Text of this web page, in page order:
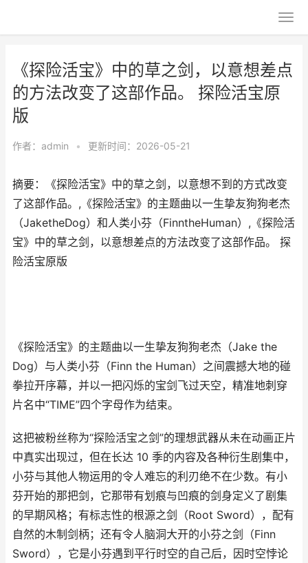
《探险活宝》中的草之剑，以意想差点
的方法改变了这部作品。 探险活宝原
版
作者： admin • 更新时间：2026-05-21
摘要：《探险活宝》中的草之剑，以意想不到的方式改变
了这部作品。,《探险活宝》的主题曲以一生挚友狗狗老杰
（JaketheDog）和人类小芬（FinntheHuman）,《探险活
宝》中的草之剑，以意想差点的方法改变了这部作品。 探
险活宝原版
《探险活宝》的主题曲以一生挚友狗狗老杰（Jake the
Dog）与人类小芬（Finn the Human）之间震撼大地的碰
拳拉开序幕，并以一把闪烁的宝剑飞过天空，精准地刺穿
片名中“TIME”四个字母作为结束。
这把被粉丝称为“探险活宝之剑”的理想武器从未在动画正片
中真实出现过，但在长达 10 季的内容及各种衍生剧集中，
小芬与其他人物运用的令人难忘的利刃绝不在少数。有小
芬开始的那把剑，它那带有划痕与凹痕的剑身定义了剧集
的早期风格；有标志性的根源之剑（Root Sword），配有
自然的木制剑柄；还有令人脑洞大开的小芬之剑（Finn
Sword），它是小芬遇到平行时空的自己后，因时空悖论